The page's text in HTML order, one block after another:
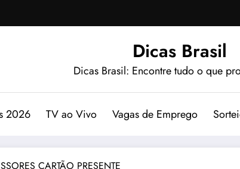
Dicas Brasil
Dicas Brasil: Encontre tudo o que
2026 TV ao Vivo Vagas de Emprego
CARTÃO PRESENTE